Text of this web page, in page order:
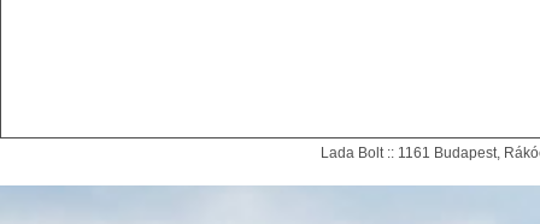
Lada Bolt :: 1161 Budapest,